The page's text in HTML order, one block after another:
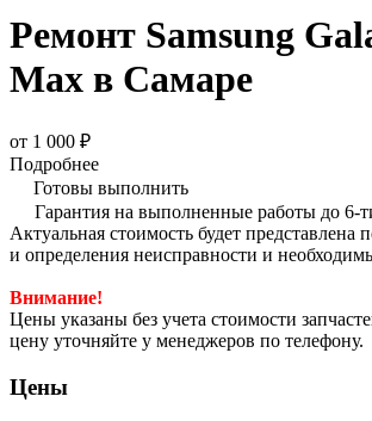
Ремонт Samsung
Max в Самаре
от 1 000 ₽
Подробнее
Готовы выполнить
Гарантия на выполненные работы до 6-
Актуальная стоимость будет представлена
и определения неисправности и
Внимание!
Цены указаны без учета стоимости
цену уточняйте у менеджеров по телефону.
Цены